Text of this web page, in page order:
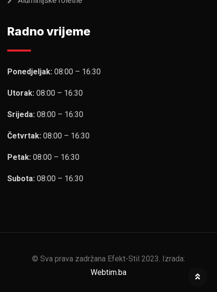
Radno vrijeme
Ponedjeljak: 08:00 – 16:30
Utorak: 08:00 – 16:30
Srijeda: 08:00 – 16:30
Četvrtak: 08:00 – 16:30
Petak: 08:00 – 16:30
Subota: 08:00 – 16:30
© Sva prava zadržana Efekt-Stil 2023. Izrada:
Webtim.ba